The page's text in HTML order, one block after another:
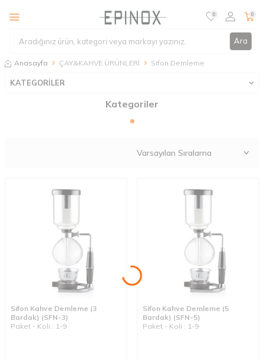
Ara
0 0
Anasayfa ÇAY&KAHVE ÜRÜNLERİ Sifon Demleme
KATEGORİLER
Kategoriler
Sifon Kahve Demleme (3
Bardak) (SFN-3)
Paket - Koli : 1-9
Sifon Kahve Demleme (5
Bardak) (SFN-5)
Paket - Koli : 1-9